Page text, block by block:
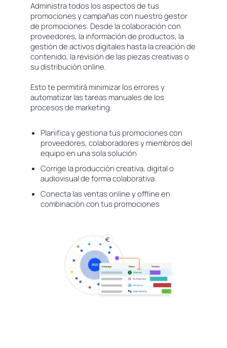
Administra todos los aspectos de tus
promociones y campañas con nuestro gestor
de promociones. Desde la colaboración con
proveedores, la información de productos, la
gestión de activos digitales hasta la creación de
contenido, la revisión de las piezas creativas o
su distribución online.
Esto te permitirá minimizar los errores y
automatizar las tareas manuales de los
procesos de marketing.
Planifica y gestiona tus promociones con
proveedores, colaboradores y miembros del
equipo en una sola solución
Corrige la producción creativa, digital o
audiovisual de forma colaborativa
Conecta las ventas online y offline en
combinación con tus promociones